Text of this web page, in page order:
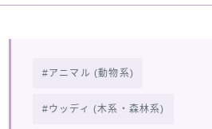
アニマル (動物系)
ウッディ (木系・森林系)